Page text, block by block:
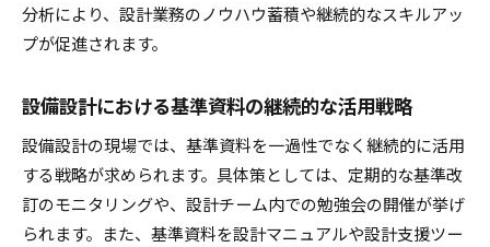
分析により、設計業務のノウハウ蓄積や継続的なスキルアッ
プが促進されます。
設備設計における基準資料の継続的な活用戦略
設備設計の現場では、基準資料を一過性でなく継続的に活用
する戦略が求められます。具体策としては、定期的な基準改
訂のモニタリングや、設計チーム内での勉強会の開催が挙げ
られます。また、基準資料を設計マニュアルや設計支援ツー